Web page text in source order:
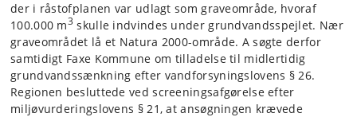
der i råstofplanen var udlagt som graveområde, hvoraf
100.000 m3 skulle indvindes under grundvandsspejlet. Nær
graveområdet lå et Natura 2000-område. A søgte derfor
samtidigt Faxe Kommune om tilladelse til midlertidig
grundvandssænkning efter vandforsyningslovens § 26.
Regionen besluttede ved screeningsafgørelse efter
miljøvurderingslovens § 21, at ansøgningen krævede